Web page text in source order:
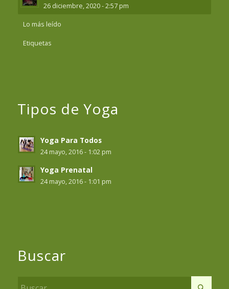
26 diciembre, 2020 - 2:57 pm
Lo más leído
Etiquetas
Tipos de Yoga
Yoga Para Todos
24 mayo, 2016 - 1:02 pm
Yoga Prenatal
24 mayo, 2016 - 1:01 pm
Buscar